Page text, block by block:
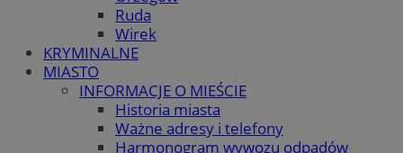
Ruda
Wirek
KRYMINALNE
MIASTO
INFORMACJE O MIEŚCIE
Historia miasta
Ważne adresy i telefony
Harmonogram wywozu odpadów